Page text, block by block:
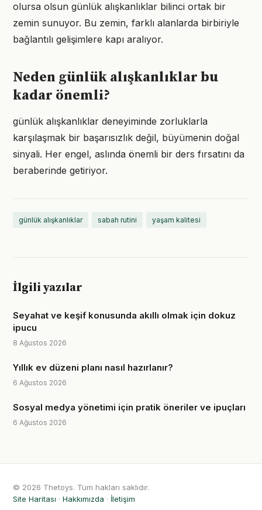
olursa olsun günlük alışkanlıklar bilinci ortak bir
zemin sunuyor. Bu zemin, farklı alanlarda birbiriyle
bağlantılı gelişimlere kapı aralıyor.
Neden günlük alışkanlıklar bu
kadar önemli?
günlük alışkanlıklar deneyiminde zorluklarla
karşılaşmak bir başarısızlık değil, büyümenin doğal
sinyali. Her engel, aslında önemli bir ders fırsatını da
beraberinde getiriyor.
günlük alışkanlıklar sabah rutini yaşam kalitesi
İlgili yazılar
Seyahat ve keşif konusunda akıllı olmak için dokuz
ipucu
8 Ağustos 2026
Yıllık ev düzeni planı nasıl hazırlanır?
6 Ağustos 2026
Sosyal medya yönetimi için pratik öneriler ve ipuçları
6 Ağustos 2026
© 2026 Thetoys. Tüm hakları saklıdır.
Site Haritası · Hakkımızda · İletişim